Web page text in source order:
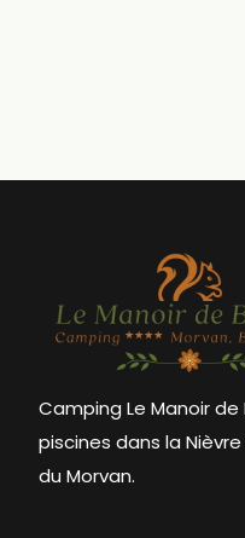
Camping Le Manoir
piscines dans la
du Morvan.